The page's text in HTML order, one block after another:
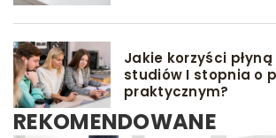
Jakie korzyści
studiów I stopnia o
praktycznym?
REKOMENDOWANE